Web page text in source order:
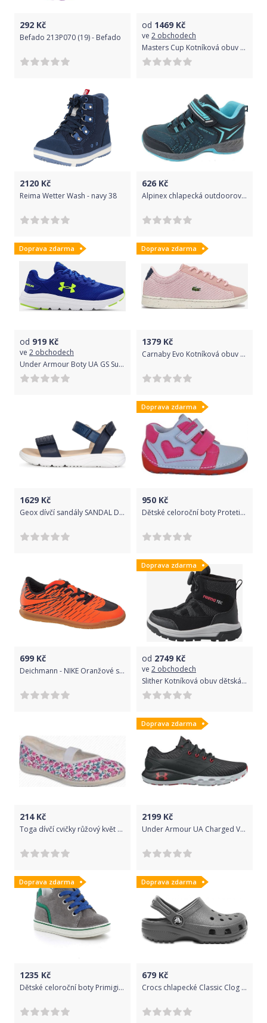
292 Kč
Befado 213P070 (19) - Befado
od 1469 Kč
ve 2 obchodech
Masters Cup Kotníková obuv dětská Lacoste | Bílá | Dívčí | 21
2120 Kč
Reima Wetter Wash - navy 38
626 Kč
Alpinex chlapecká outdoorová obuv A221015A/A321015A 28 modrá
Doprava zdarma
od 919 Kč
ve 2 obchodech
Under Armour Boty UA GS Surge 2-BLU 35,5
Doprava zdarma
1379 Kč
Carnaby Evo Kotníková obuv dětská Lacoste | Růžová | Dívčí | 29
1629 Kč
Geox dívčí sandály SANDAL DEAPHNE GIR J15DUJ 000BC C4002 28 tmavě modrá
Doprava zdarma
950 Kč
Dětské celoroční boty Protetika Pony grey (25) - PROTETIKA CZ PLUS spol. s r.o.
699 Kč
Deichmann - NIKE Oranžové sálovky Nike obuv Bravata II IC 30 oranžová
Doprava zdarma
od 2749 Kč
ve 2 obchodech
Slither Kotníková obuv dětská Reima | Černá | Chlapecké | 37
214Kč
Toga dívčí cvičky růžový květ 24
Doprava zdarma
2199 Kč
Under Armour UA Charged Vantage Marble-BLK, UA Charged Vantage Marble-BLK | 3024734-001 | 10
Doprava zdarma
1235 Kč
Dětské celoroční boty Primigi 7371000 (22) - Primigi
Doprava zdarma
679 Kč
Crocs chlapecké Classic Clog K SltGry 204536-0DA 32-33, šedá